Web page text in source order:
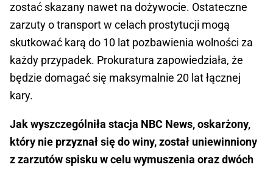
zostać skazany nawet na dożywocie. Ostateczne
zarzuty o transport w celach prostytucji mogą
skutkować karą do 10 lat pozbawienia wolności za
każdy przypadek. Prokuratura zapowiedziała, że
będzie domagać się maksymalnie 20 lat łącznej
kary.
Jak wyszczególniła stacja NBC News, oskarżony,
który nie przyznał się do winy, został uniewinniony
z zarzutów spisku w celu wymuszenia oraz dwóch